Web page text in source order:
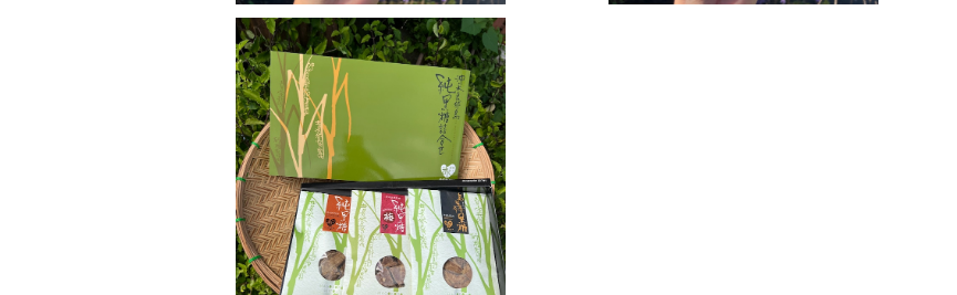
詰め合わせセット
¥1,600